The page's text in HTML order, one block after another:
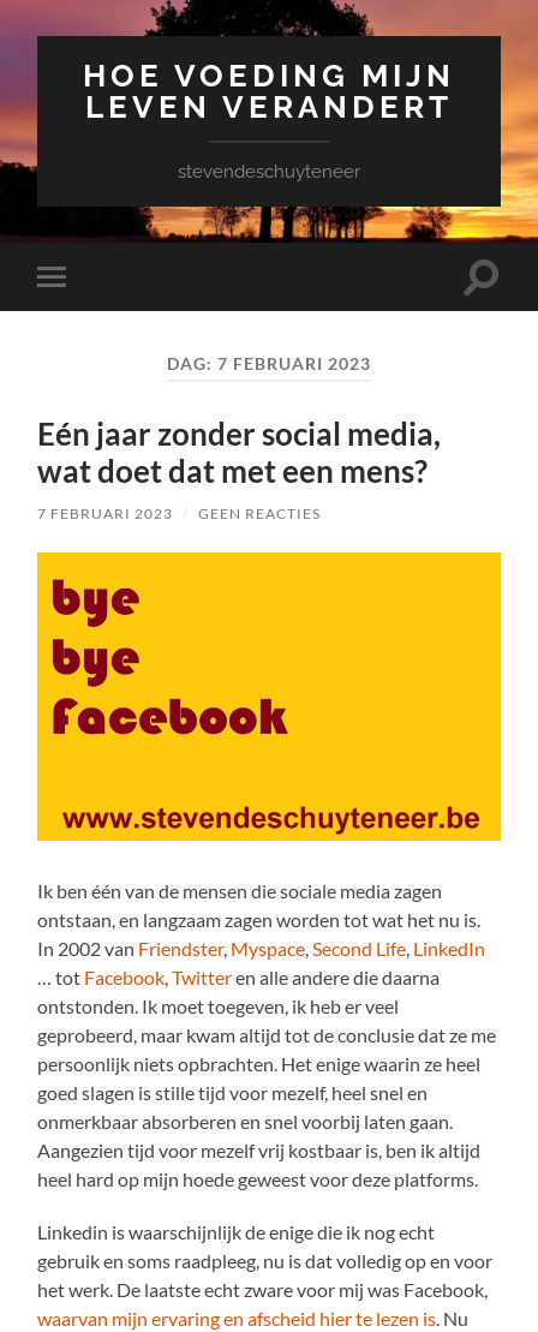
HOE VOEDING MIJN
LEVEN VERANDERT
stevendeschuyteneer
Toggle
mobiel
Toggle
DAG: 7 FEBRUARI 2023
Eén jaar zonder social media,
wat doet dat met een mens?
7 FEBRUARI 2023 / GEEN REACTIES
Ik ben één van de mensen die sociale media zagen
ontstaan, en langzaam zagen worden tot wat het nu is.
In 2002 van Friendster, Myspace,Second Life, LinkedIn
… tot Facebook,Twitteren alle andere die daarna
ontstonden. Ik moet toegeven, ik heb er veel
geprobeerd, maar kwam altijd tot de conclusie dat ze me
persoonlijk niets opbrachten. Het enige waarin ze heel
goed slagen is stille tijd voor mezelf, heel snel en
onmerkbaar absorberen en snel voorbij laten gaan.
Aangezien tijd voor mezelf vrij kostbaar is, ben ik altijd
heel hard op mijn hoede geweest voor deze platforms.
Linkedin is waarschijnlijk de enige die ik nog echt
gebruik en soms raadpleeg, nu is dat volledig op en voor
het werk. De laatste echt zware voor mij was Facebook,
waarvan mijn ervaring en afscheid hier te lezen is. Nu